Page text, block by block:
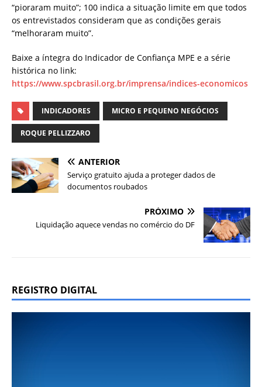
“pioraram muito”; 100 indica a situação limite em que todos
os entrevistados consideram que as condições gerais
“melhoraram muito”.
Baixe a íntegra do Indicador de Confiança MPE e a série
histórica no link:
https://www.spcbrasil.org.br/imprensa/indices-economicos
INDICADORES MICRO E PEQUENO NEGÓCIOS
ROQUE PELLIZZARO
ANTERIOR
Serviço gratuito ajuda a proteger dados de
documentos roubados
PRÓXIMO
Liquidação aquece vendas no comércio do DF
REGISTRO DIGITAL